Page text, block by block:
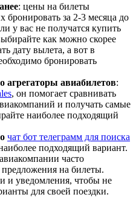
: цены на билеты
бронировать за 2-3 месяца до
у вас не получатся купить
как можно скорее
дату вылета, а вот в
бронировать
агрегаторы авиабилетов:
, он помогает сравнивать
и получать самые
наиболее подходящий
чат бот телеграмм для поиска
подходящий вариант.
часто
на билеты.
и уведомления, чтобы не
для своей поездки.